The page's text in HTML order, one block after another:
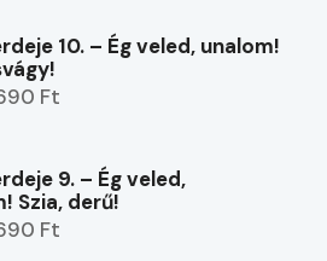
10. – Ég veled, unalom!
Ft
9. – Ég veled,
Szia, derű!
Ft